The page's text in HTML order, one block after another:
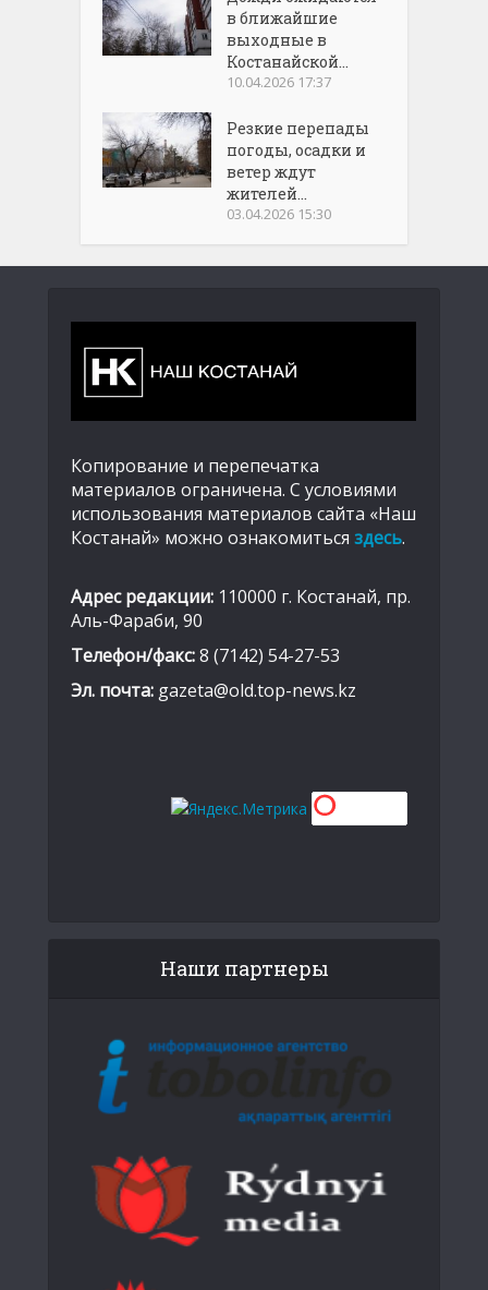
в ближайшие
выходные в
Костанайской...
10.04.2026 17:37
Резкие перепады
погоды, осадки и
ветер ждут
жителей...
03.04.2026 15:30
Копирование и перепечатка
материалов ограничена. С условиями
использования материалов сайта «Наш
Костанай» можно ознакомиться здесь.
Адрес редакции: 110000 г. Костанай, пр.
Аль-Фараби, 90
Телефон/факс:8 (7142) 54-27-53
Эл. почта: gazeta@old.top-news.kz
Наши партнеры